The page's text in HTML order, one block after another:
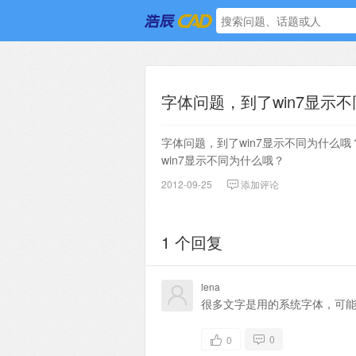
字体问题，到了win7显示
字体问题，到了win7显示不同为什么
win7显示不同为什么哦？
2012-09-25 添加评论
1 个回复
lena
很多文字是用的系统字体，可
0 0